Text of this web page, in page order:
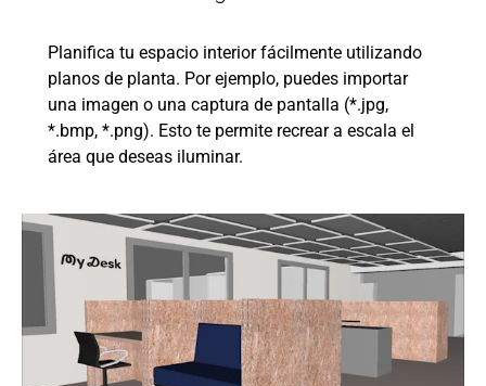
Planifica tu espacio interior fácilmente utilizando
planos de planta. Por ejemplo, puedes importar
una imagen o una captura de pantalla (*.jpg,
*.bmp, *.png). Esto te permite recrear a escala el
área que deseas iluminar.